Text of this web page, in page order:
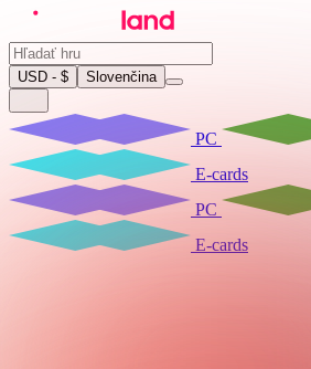
USD - $ Slovenčina
PC
E-cards
PC
E-cards